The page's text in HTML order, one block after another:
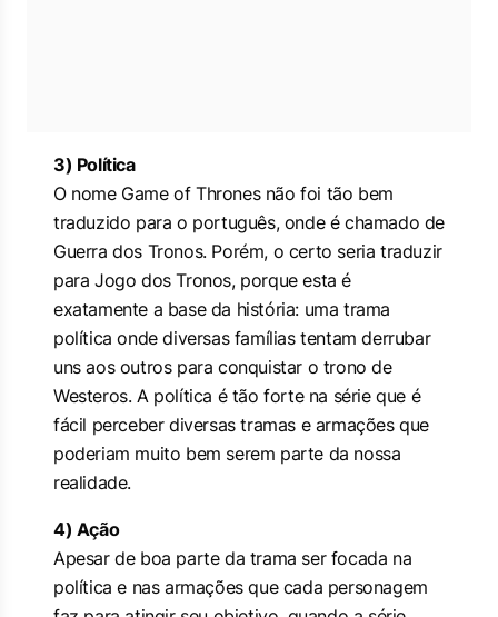
3) Política
O nome Game of Thrones não foi tão bem
traduzido para o português, onde é chamado de
Guerra dos Tronos. Porém, o certo seria traduzir
para Jogo dos Tronos, porque esta é
exatamente a base da história: uma trama
política onde diversas famílias tentam derrubar
uns aos outros para conquistar o trono de
Westeros. A política é tão forte na série que é
fácil perceber diversas tramas e armações que
poderiam muito bem serem parte da nossa
realidade.
4) Ação
Apesar de boa parte da trama ser focada na
política e nas armações que cada personagem